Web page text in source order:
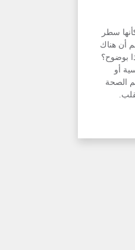
سطر
أن هناك
بوضوح؟
أو
الصحة